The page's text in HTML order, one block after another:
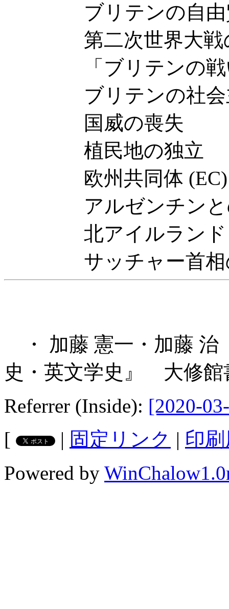
ブリテンの自由貿
第二次世界大戦
「ブリテンの戦
ブリテンの社会
国威の喪失
植民地の独立
欧州共同体 (EC)
アルゼンチンと
北アイルランド
サッチャー首相
・ 加藤 憲一・加藤
史・英文学史』 大修館
Referrer (Inside): [2020-
[
| 固定リンク | 印
Powered by